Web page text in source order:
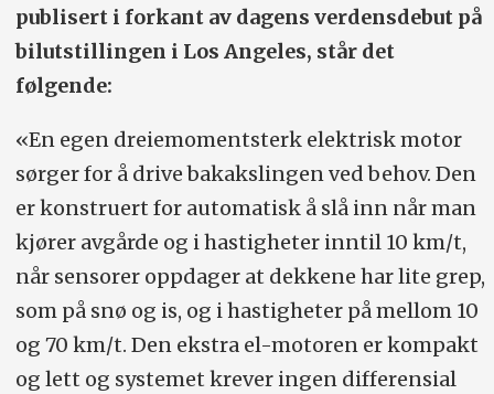
publisert i forkant av dagens verdensdebut på
bilutstillingen i Los Angeles, står det
følgende:
«En egen dreiemomentsterk elektrisk motor
sørger for å drive bakakslingen ved behov. Den
er konstruert for automatisk å slå inn når man
kjører avgårde og i hastigheter inntil 10 km/t,
når sensorer oppdager at dekkene har lite grep,
som på snø og is, og i hastigheter på mellom 10
og 70 km/t. Den ekstra el-motoren er kompakt
og lett og systemet krever ingen differensial